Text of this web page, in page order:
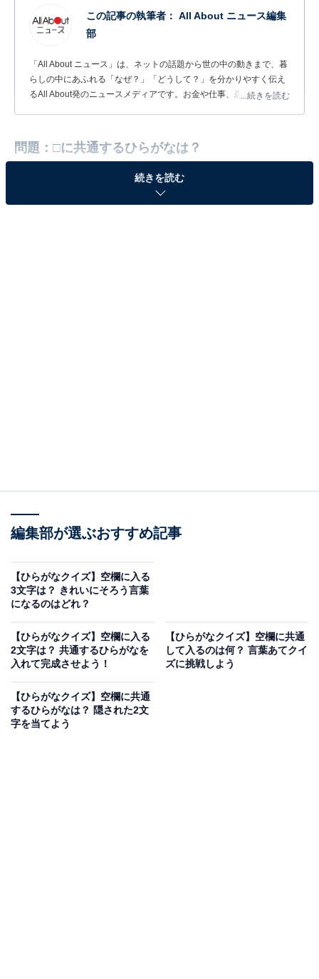
この記事の執筆者： All About ニュース編集
部
「All About ニュース」は、ネットの話題から世の中の動きまで、暮
らしの中にあふれる「なぜ？」「どうして？」を分かりやすく伝え
るAll About発のニュースメディアです。お金や仕事、恋愛、ITに関
...続きを読む
問題：□に共通するひらがなは？
よ□□ば
作業を思い浮かべてみてください。
次ページ 正解を見る
続きを読む
編集部が選ぶおすすめ記事
【ひらがなクイズ】空欄に入る
3文字は？ きれいにそろう言葉
になるのはどれ？
【ひらがなクイズ】空欄に入る
2文字は？ 共通するひらがなを
入れて完成させよう！
【ひらがなクイズ】空欄に共通
して入るのは何？ 言葉あてクイ
ズに挑戦しよう
【ひらがなクイズ】空欄に共通
するひらがなは？ 隠された2文
字を当てよう